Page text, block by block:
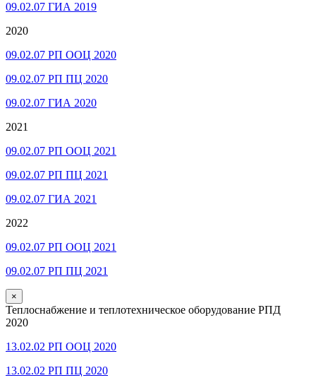
09.02.07 ГИА 2019
2020
09.02.07 РП ООЦ 2020
09.02.07 РП ПЦ 2020
09.02.07 ГИА 2020
2021
09.02.07 РП ООЦ 2021
09.02.07 РП ПЦ 2021
09.02.07 ГИА 2021
2022
09.02.07 РП ООЦ 2021
09.02.07 РП ПЦ 2021
×
Теплоснабжение и теплотехническое оборудование РПД
2020
13.02.02 РП ООЦ 2020
13.02.02 РП ПЦ 2020